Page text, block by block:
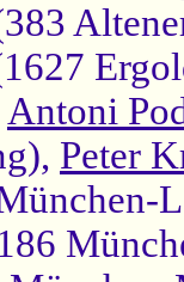
Antoni
Peter